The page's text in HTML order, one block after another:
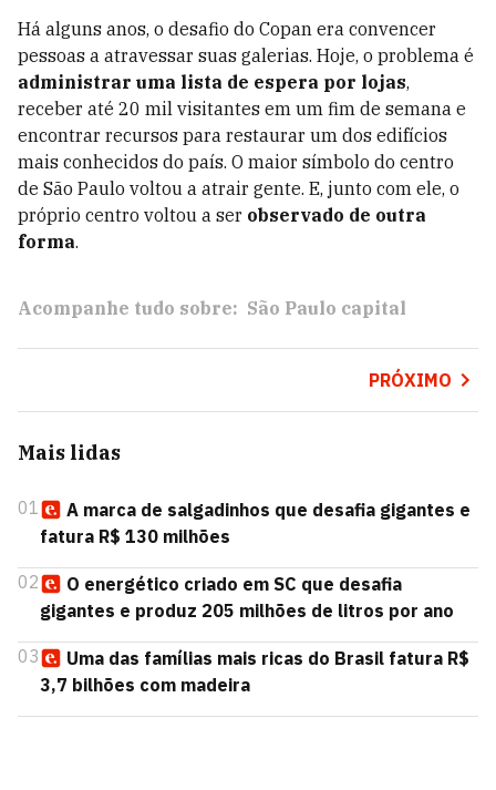
Há alguns anos, o desafio do Copan era convencer
pessoas a atravessar suas galerias. Hoje, o problema é
administrar uma lista de espera por lojas,
receber até 20 mil visitantes em um fim de semana e
encontrar recursos para restaurar um dos edifícios
mais conhecidos do país. O maior símbolo do centro
de São Paulo voltou a atrair gente. E, junto com ele, o
próprio centro voltou a ser observado de outra
forma.
Acompanhe tudo sobre: São Paulo capital
PRÓXIMO
Mais lidas
01
A marca de salgadinhos que desafia gigantes e
fatura R$ 130 milhões
02
O energético criado em SC que desafia
gigantes e produz 205 milhões de litros por ano
03
Uma das famílias mais ricas do Brasil fatura R$
3,7 bilhões com madeira